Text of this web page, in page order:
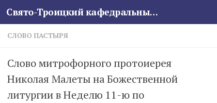
Skip to content Свято-Троицкий кафедральный собор
СЛОВО ПАСТЫРЯ
Слово митрофорного протоиерея
Николая Малеты на Божественной
литургии в Неделю 11-ю по